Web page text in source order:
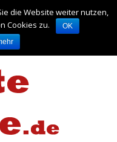
die Website weiter nutzen,
Cookies zu.
OK